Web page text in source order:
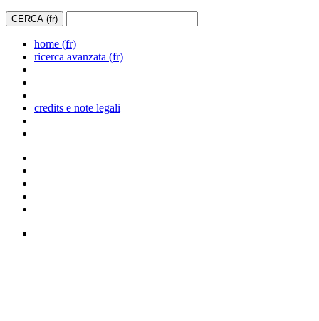
home (fr)
ricerca avanzata (fr)
credits e note legali